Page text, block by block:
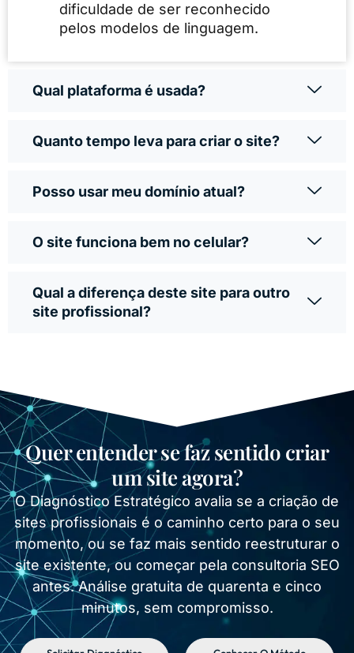
dificuldade de ser reconhecido
pelos modelos de linguagem.
Qual plataforma é usada?
Quanto tempo leva para criar o site?
Posso usar meu domínio atual?
O site funciona bem no celular?
Qual a diferença deste site para outro
site profissional?
Quer entender se faz sentido criar
um site agora?
O Diagnóstico Estratégico avalia se a criação de
sites profissionais é o caminho certo para o seu
momento, ou se faz mais sentido reestruturar o
site existente, ou começar pela consultoria SEO
antes. Análise gratuita de quarenta e cinco
minutos, sem compromisso.